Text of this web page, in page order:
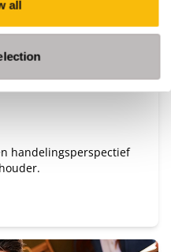
all
volgende data bij
handelingsperspectief